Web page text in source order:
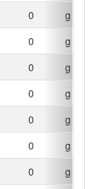
0
g
0
g
0
g
0
g
0
g
0
g
0
g